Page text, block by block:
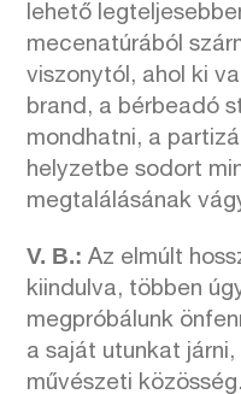
lehető
mecenatúrából
viszonytól, ahol ki
brand, a bérbeadó
mondhatni, a
helyzetbe sodort
megtalálásának
V. B.: Az elmúlt
kiindulva, többen
megpróbálunk
a saját utunkat
művészeti